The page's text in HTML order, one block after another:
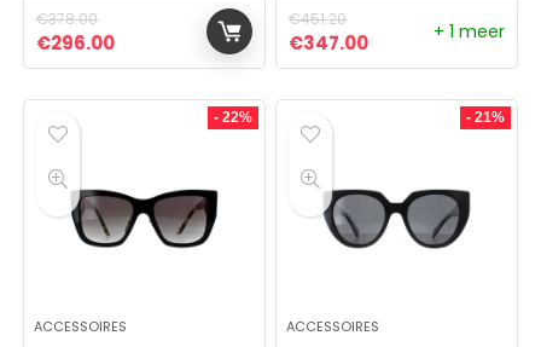
€378.00
Oorspronkelijke prijs was: €378.00.
€296.00Huidige prijs is: €296.00.
€451.20
Oorspronkelijke prijs was:
€347.00Huidige prijs is:
+ 1 meer
- 22%
ACCESSOIRES
- 21%
ACCESSOIRES